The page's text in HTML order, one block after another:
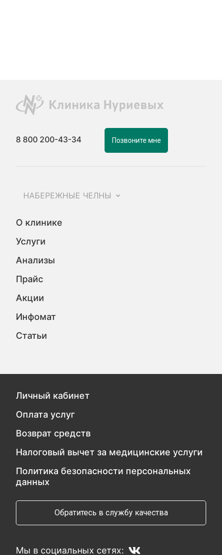
8 800 200-43-34 Позвоните мне
НАБЕРЕЖНЫЕ ЧЕЛНЫ
О клинике
Услуги
Анализы
Прайс
Акции
Инфомат
Статьи
Личный кабинет
Оплата услуг
Возврат средств
Налоговый вычет за медицинские услуги
Политика безопасности персональных
данных
Обратитесь в службу качества
Мы в социальных сетях: